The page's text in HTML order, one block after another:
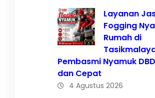
Layanan
Fogging
Rumah di
Pembasmi Nyamuk
dan Cepat
4 Agustus 2026